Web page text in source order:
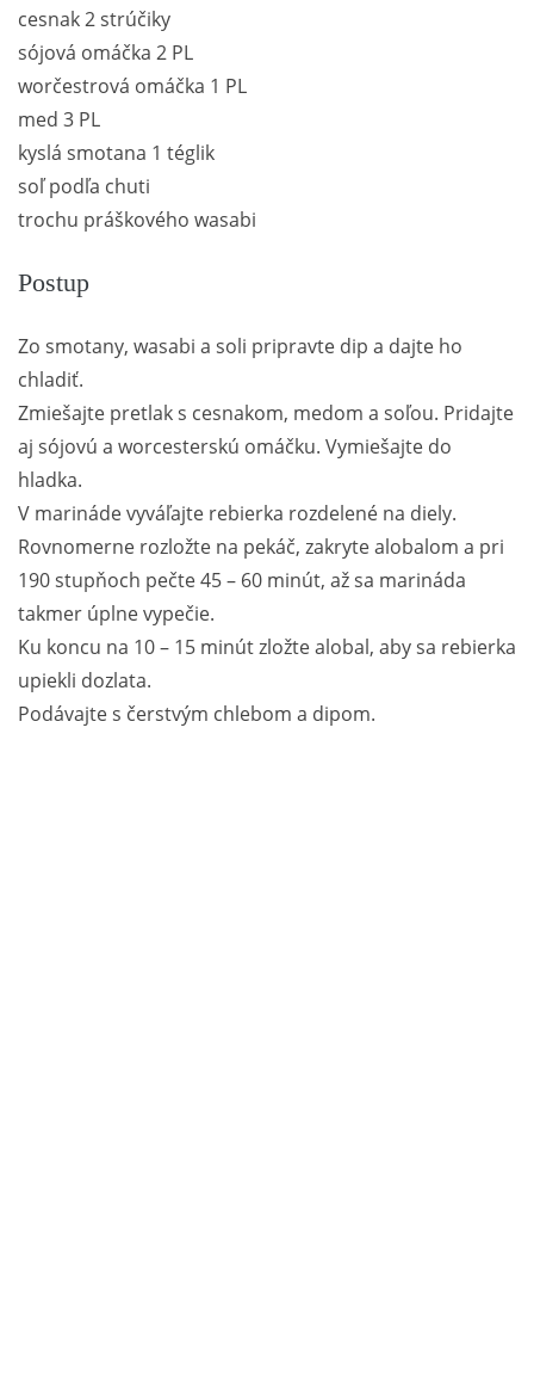
cesnak 2 strúčiky
sójová omáčka 2 PL
worčestrová omáčka 1 PL
med 3 PL
kyslá smotana 1 téglik
soľ podľa chuti
trochu práškového wasabi
Postup
Zo smotany, wasabi a soli pripravte dip a dajte ho
chladiť.
Zmiešajte pretlak s cesnakom, medom a soľou. Pridajte
aj sójovú a worcesterskú omáčku. Vymiešajte do
hladka.
V marináde vyváľajte rebierka rozdelené na diely.
Rovnomerne rozložte na pekáč, zakryte alobalom a pri
190 stupňoch pečte 45 – 60 minút, až sa marináda
takmer úplne vypečie.
Ku koncu na 10 – 15 minút zložte alobal, aby sa rebierka
upiekli dozlata.
Podávajte s čerstvým chlebom a dipom.